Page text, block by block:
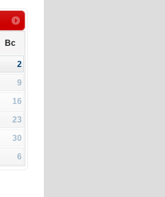
Вс
2
9
16
23
30
6